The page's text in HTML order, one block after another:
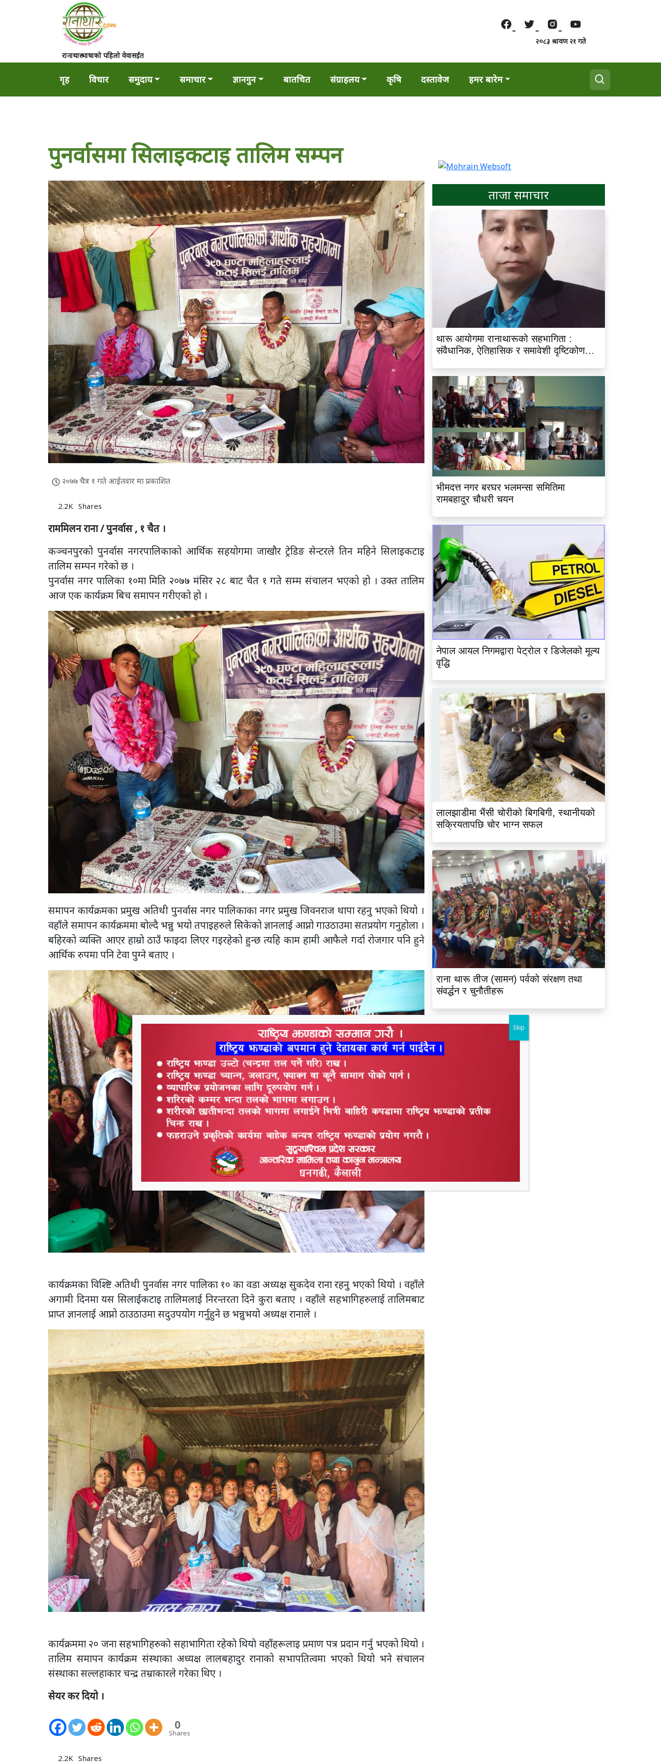
रानाथारु भाषाको पहिलो वेवासईत
२०८३ श्रावण २१ गते
गृह विचार समुदाय समाचार ज्ञानगुन बातचित संग्राहलय कृषि दस्तावेज हमर बारेम
पुनर्वासमा सिलाइकटाइ तालिम सम्पन
२०७७ चैत्र १ गते आईतवार मा प्रकाशित
2.2K Shares
राममिलन राना / पुनर्वास , १ चैत ।
कञ्चनपुरको पुनर्वास नगरपालिकाको आर्थिक सहयोगमा जाखौर ट्रेडिङ सेन्टरले तिन महिने सिलाइकटाइ
तालिम सम्पन गरेको छ ।
पुनर्वास नगर पालिका १०मा मिति २०७७ मंसिर २८ बाट चैत १ गते सम्म संचालन भएको हो । उक्त तालिम
आज एक कार्यक्रम बिच समापन गरीएको हो ।
समापन कार्यक्रमका प्रमुख अतिथी पुनर्वास नगर पालिकाका नगर प्रमुख जिवनराज थापा रहनु भएको थियो ।
वहाँले समापन कार्यक्रममा बोल्दै भन्नु भयो तपाइहरुले सिकेको ज्ञानलाई आप्नो गाउठाउमा सतप्रयोग गनुहोला ।
बहिरको व्यक्ति आएर हाम्रो ठाउँ फाइदा लिएर गइरहेको हुन्छ त्यहि काम हामी आफैले गर्दा रोजगार पनि हुने
आर्थिक रुपमा पनि टेवा पुग्ने बताए ।
कार्यक्रमका विश्ष्टि अतिथी पुनर्वास नगर पालिका १० का वडा अध्यक्ष सुकदेव राना रहनु भएको थियो । वहाँले
अगामी दिनमा यस सिलाईकटाइ तालिमलाई निरन्तरता दिने कुरा बताए । वहाँले सहभागिहरुलाई तालिमबाट
प्राप्त ज्ञानलाई आप्नो ठाउठाउमा सदुउपयोग गर्नुहुने छ भन्नुभयो अध्यक्ष रानाले ।
कार्यक्रममा २० जना सहभागिहरुकाे सहाभागिता रहेकाे थियाे वहाँहरूलाइ प्रमाण पत्र प्रदान गर्नु भएको थियो ।
तालिम समापन कार्यक्रम संस्थाका अध्यक्ष लालबहादुर रानाको सभापतित्वमा भएको थियो भने संचालन
संस्थाका सल्लहाकार चन्द्र तम्राकारले गरेका थिए ।
सेयर कर दियो ।
0
Shares
2.2K Shares
ताजा समाचार
थारू आयोगमा रानाथारूको सहभागिता :
संवैधानिक, ऐतिहासिक र समावेशी दृष्टिकोणबाट
भीमदत्त नगर बरघर भलमन्सा समितिमा
रामबहादुर चौधरी चयन
नेपाल आयल निगमद्वारा पेट्रोल र डिजेलको मूल्य
वृद्धि
लालझाडीमा भैंसी चोरीको बिगबिगी, स्थानीयको
सक्रियतापछि चोर भाग्न सफल
राना थारू तीज (सामन) पर्वको संरक्षण तथा
संवर्द्धन र चुनौतीहरू
Skip